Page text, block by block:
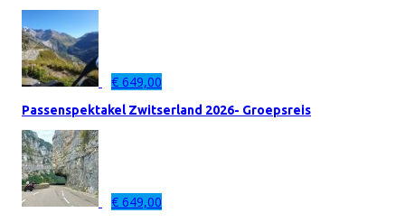
€ 649,00
Passenspektakel Zwitserland 2026- Groepsreis
€ 649,00